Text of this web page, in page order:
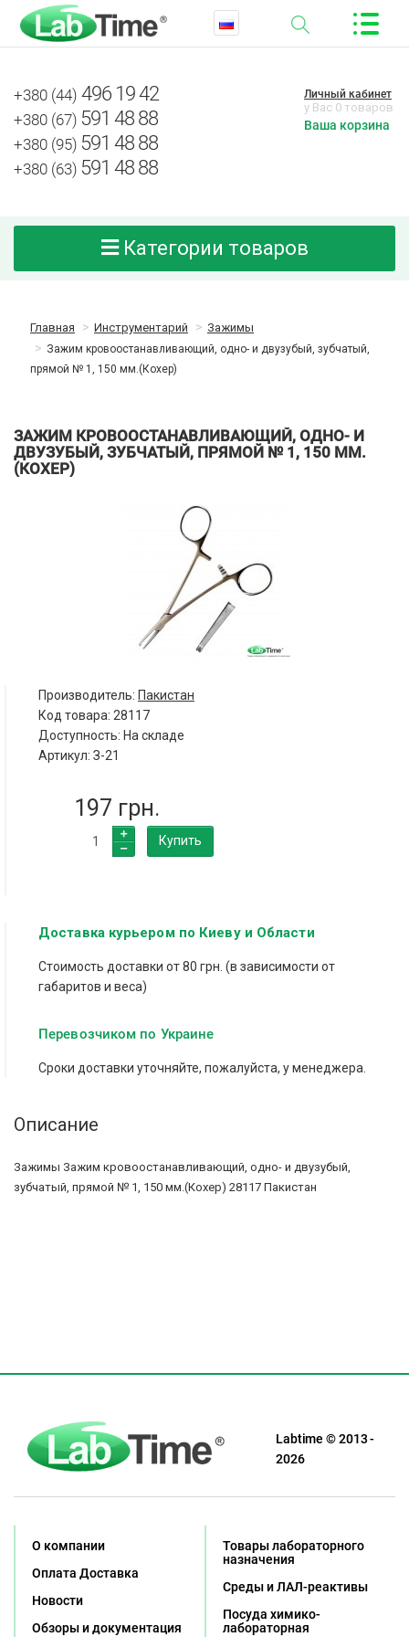
+380 (44) 496 19 42
+380 (67) 591 48 88
+380 (95) 591 48 88
+380 (63) 591 48 88
Личный кабинет
у Вас 0 товаров
Ваша корзина
Категории товаров
Главная Инструментарий Зажимы
Зажим кровоостанавливающий, одно- и двузубый, зубчатый,
прямой № 1, 150 мм.(Кохер)
ЗАЖИМ КРОВООСТАНАВЛИВАЮЩИЙ, ОДНО- И
ДВУЗУБЫЙ, ЗУБЧАТЫЙ, ПРЯМОЙ № 1, 150 ММ.
(КОХЕР)
Производитель: Пакистан
Код товара: 28117
Доступность: На складе
Артикул: З-21
197 грн.
Купить
Доставка курьером по Киеву и Области
Стоимость доставки от 80 грн. (в зависимости от
габаритов и веса)
Перевозчиком по Украине
Сроки доставки уточняйте, пожалуйста, у менеджера.
Описание
Зажимы Зажим кровоостанавливающий, одно- и двузубый,
зубчатый, прямой № 1, 150 мм.(Кохер) 28117 Пакистан
Labtime © 2013 -
2026
О компании
Оплата Доставка
Новости
Обзоры и документация
Товары лабораторного
назначения
Среды и ЛАЛ-реактивы
Посуда химико-
лабораторная